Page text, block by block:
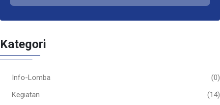
Kategori
Info-Lomba
(0)
Kegiatan
(14)